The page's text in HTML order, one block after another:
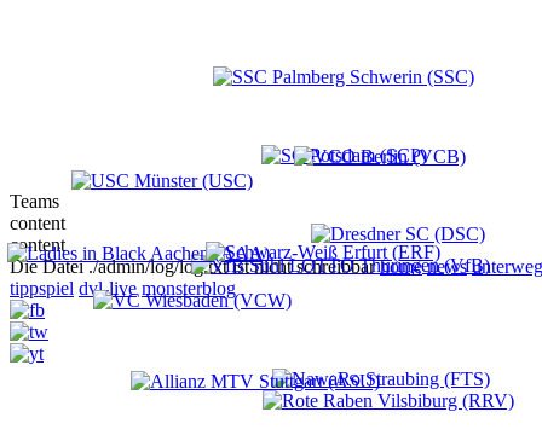
Teams
content
content
Die Datei ./admin/log/log.txt ist nicht schreibbarhome news
tippspiel dvl-live monsterblog